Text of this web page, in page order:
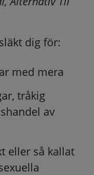
dig för:
med mera
tråkig
av
eller så kallat